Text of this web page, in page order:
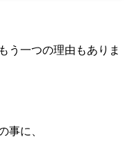
う一つの理由もありま
事に、